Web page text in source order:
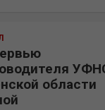
области